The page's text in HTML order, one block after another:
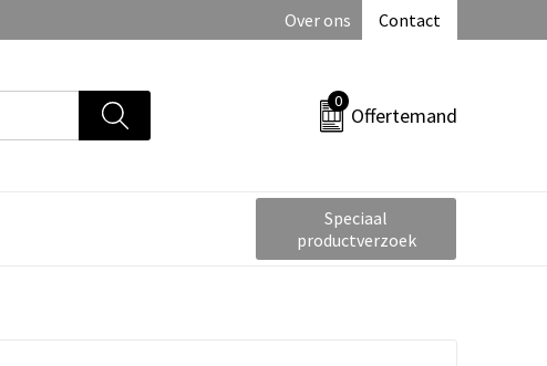
Over ons Contact
0
Offertemand
Speciaal
productverzoek